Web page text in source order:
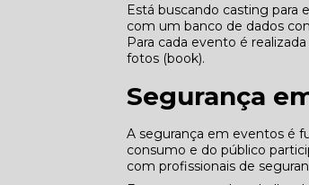
Está buscando casting para
com um banco de dados
Para cada evento é
fotos (book).
Segurança
A segurança em eventos é
consumo e do público
com profissionais de